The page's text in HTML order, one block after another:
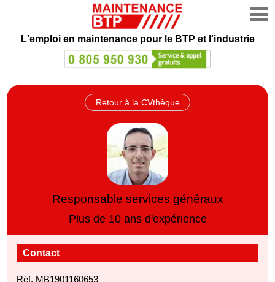
L'emploi en maintenance pour le BTP et l'industrie
Retour à la CVthèque
Responsable services généraux
Plus de 10 ans d'expérience
Contact
Réf. MB1901160653